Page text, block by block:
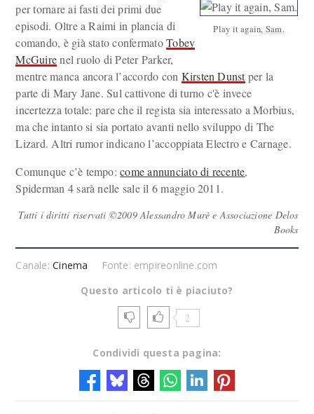
Play it again, Sam.
per tornare ai fasti dei primi due
episodi. Oltre a Raimi in plancia di
comando, è già stato confermatoTobey
McGuirenel ruolo di Peter Parker,
mentre manca ancora l’accordo con Kirsten Dunstper la
parte di Mary Jane. Sul cattivone di turno c'è invece
incertezza totale: pare che il regista sia interessato a Morbius,
ma che intanto si sia portato avanti nello sviluppo di The
Lizard. Altri rumor indicano l’accoppiata Electro e Carnage.
Comunque c’è tempo:come annunciato di recente,
Spiderman 4 sarà nelle sale il 6 maggio 2011.
Tutti i diritti riservati ©2009 Alessandro Murè e Associazione Delos
Books
Canale:Cinema
Fonte: empireonline.com
Questo articolo ti è piaciuto?
2
Condividi questa pagina: